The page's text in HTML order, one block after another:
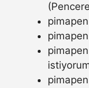
pimapen